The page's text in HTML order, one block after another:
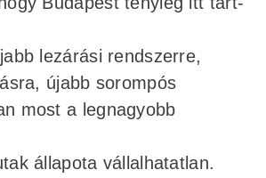
lezárási rendszerre,
újabb sorompós
most a legnagyobb
állapota vállalhatatlan.